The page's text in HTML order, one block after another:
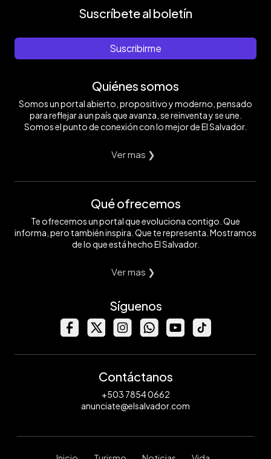
Suscríbete al boletín
Suscribirme
Quiénes somos
Somos un portal abierto, propositivo y moderno, pensado
para reflejar a un país que avanza, se reinventa y se une.
Somos el punto de conexión con lo mejor de El Salvador.
Ver mas ❯
Qué ofrecemos
Te ofrecemos un portal que evoluciona contigo. Que
informa, pero también inspira. Que te representa. Mostramos
de lo que está hecho El Salvador.
Ver mas ❯
Síguenos
Contáctanos
+503 7854 0662
anunciate@elsalvador.com